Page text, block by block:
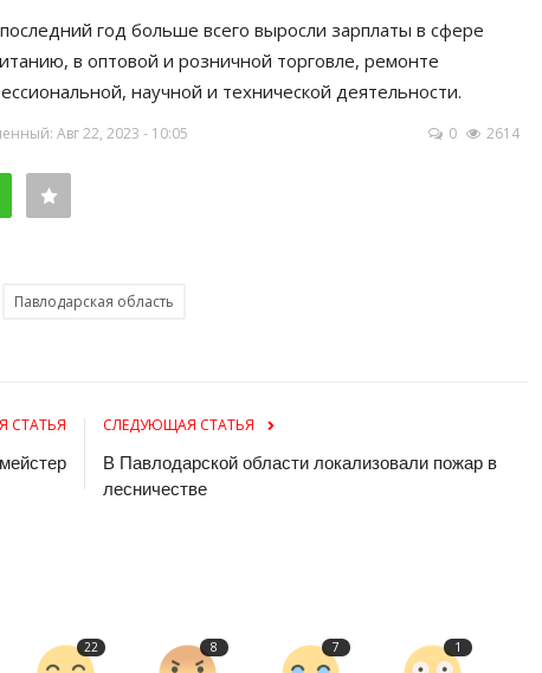
год больше всего выросли зарплаты в сфере
в оптовой и розничной торговле, ремонте
научной и технической деятельности.
Авг 22, 2023 - 10:05 0 2614
Павлодарская область
СТАТЬЯ
СЛЕДУЮЩАЯ СТАТЬЯ
В Павлодарской области локализовали пожар в
лесничестве
22 8 7 1
где можно
В Павлодарской области определили